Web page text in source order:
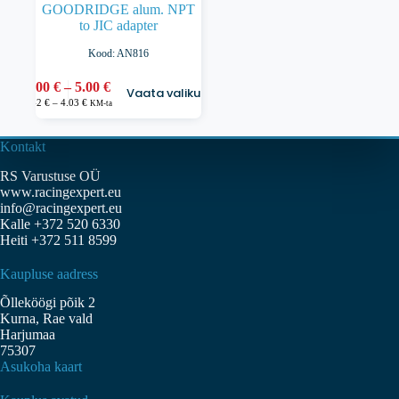
GOODRIDGE alum. NPT
to JIC adapter
Kood: AN816
3.00€ – 5.00€Hinnavahemik:
3.00 €
kuni
5.00 €
2.42€ – 4.03€Hinnavahemik:
KM-ta
Vaata valikuid
Sellel
tootel
varianti.
saab
teha
tootelehel.
Kontakt
RS Varustuse OÜ
www.racingexpert.eu
info@racingexpert.eu
Kalle +372 520 6330
Heiti +372 511 8599
Kaupluse aadress
Õlleköögi põik 2
Kurna, Rae vald
Harjumaa
75307
Asukoha kaart